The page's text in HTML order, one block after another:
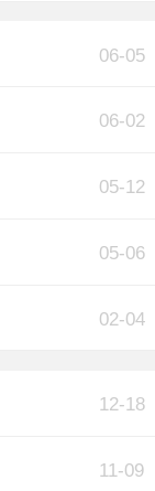
06-05
06-02
05-12
05-06
02-04
12-18
11-09